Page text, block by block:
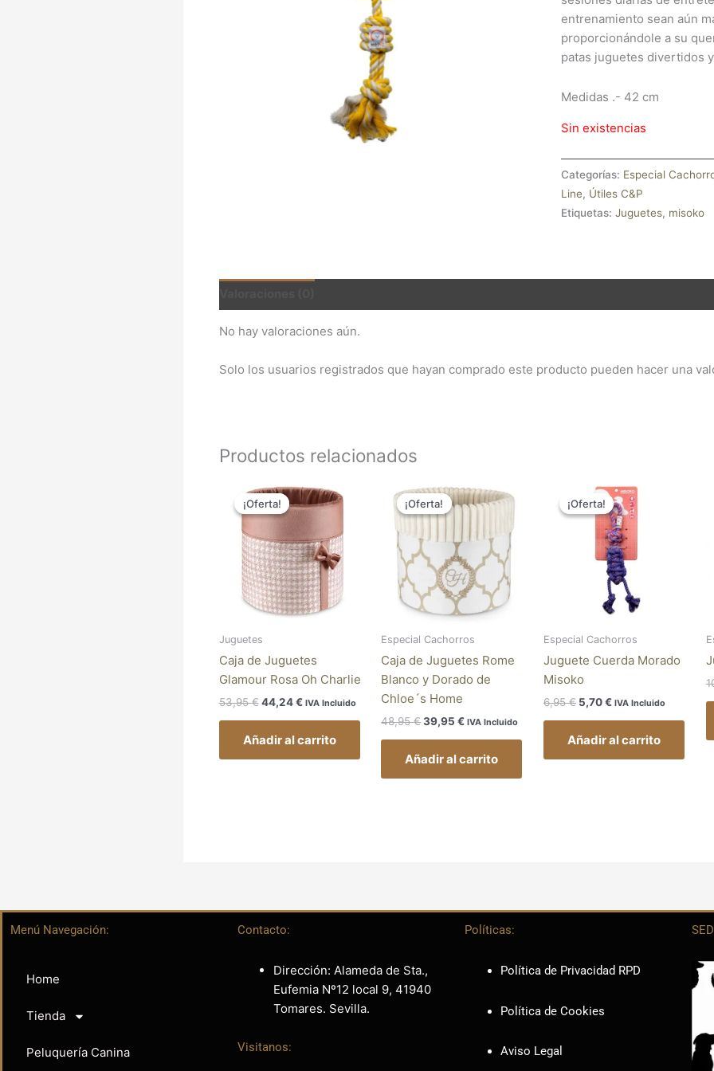
entrenamiento sean aún
proporcionándole a su
patas juguetes divertidos
Medidas .- 42 cm
Sin existencias
Categorías: Especial
Line, Útiles C&P
Etiquetas: Juguetes, misoko
No hay valoraciones aún.
Solo los usuarios registrados que hayan comprado este producto pueden hacer una
Productos relacionados
¡Oferta!
¡Oferta!
Juguetes
Caja de Juguetes
Glamour Rosa Oh Charlie
53,95€
precio
original
53,95 €.
44,24€
precio
actual
44,24 €.
IVA Incluido
Añadir al carrito
¡Oferta!
¡Oferta!
Especial Cachorros
Caja de Juguetes Rome
Blanco y Dorado de
Chloe´s Home
48,95€
precio
original
48,95 €.
39,95€
precio
actual
39,95 €.
IVA Incluido
Añadir al carrito
¡Oferta!
¡Oferta!
Especial Cachorros
Juguete Cuerda Morado
Misoko
6,95€
precio
original
era:
6,95 €.
5,70€
El
precio
actual
es:
5,70 €.
IVA Incluido
Añadir al carrito
Menú Navegación:
Home
Tienda
Peluquería Canina
Contacto:
Dirección: Alameda de Sta.,
Eufemia Nº12 local 9, 41940
Tomares. Sevilla.
Visitanos:
Políticas:
Política de Privacidad RPD
Política de Cookies
Aviso Legal